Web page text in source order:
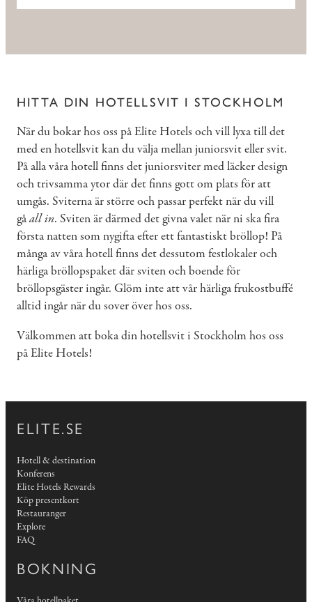
HITTA DIN HOTELLSVIT I STOCKHOLM
När du bokar hos oss på Elite Hotels och vill lyxa till det
med en hotellsvit kan du välja mellan juniorsvit eller svit.
På alla våra hotell finns det juniorsviter med läcker design
och trivsamma ytor där det finns gott om plats för att
umgås. Sviterna är större och passar perfekt när du vill
gåall in. Sviten är därmed det givna valet när ni ska fira
första natten som nygifta efter ett fantastiskt bröllop! På
många av våra hotell finns det dessutom festlokaler och
härliga bröllopspaket där sviten och boende för
bröllopsgäster ingår. Glöm inte att vår härliga frukostbuffé
alltid ingår när du sover över hos oss.
Välkommen att boka din hotellsvit i Stockholm hos oss
på Elite Hotels!
ELITE.SE
Hotell & destination
Konferens
Elite Hotels Rewards
Köp presentkort
Restauranger
Explore
FAQ
BOKNING